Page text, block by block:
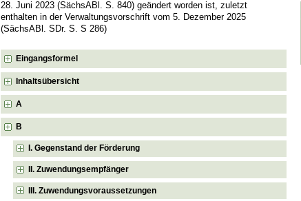
28. Juni 2023 (SächsABl. S. 840) geändert worden ist, zuletzt
enthalten in der Verwaltungsvorschrift vom 5. Dezember 2025
(SächsABl. SDr. S. S 286)
Eingangsformel
Inhaltsübersicht
A
B
I. Gegenstand der Förderung
II. Zuwendungsempfänger
III. Zuwendungsvoraussetzungen